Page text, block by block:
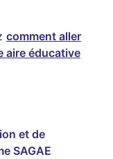
comment aller
aire éducative
et de
SAGAE